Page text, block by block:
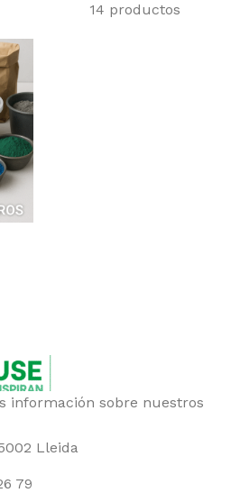
14 productos
información sobre nuestros
Lleida
79